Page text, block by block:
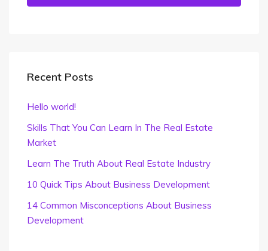
Recent Posts
Hello world!
Skills That You Can Learn In The Real Estate
Market
Learn The Truth About Real Estate Industry
10 Quick Tips About Business Development
14 Common Misconceptions About Business
Development